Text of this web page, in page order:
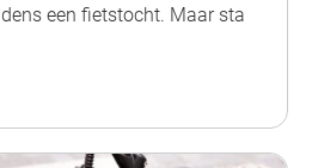
een fietstocht. Maar sta